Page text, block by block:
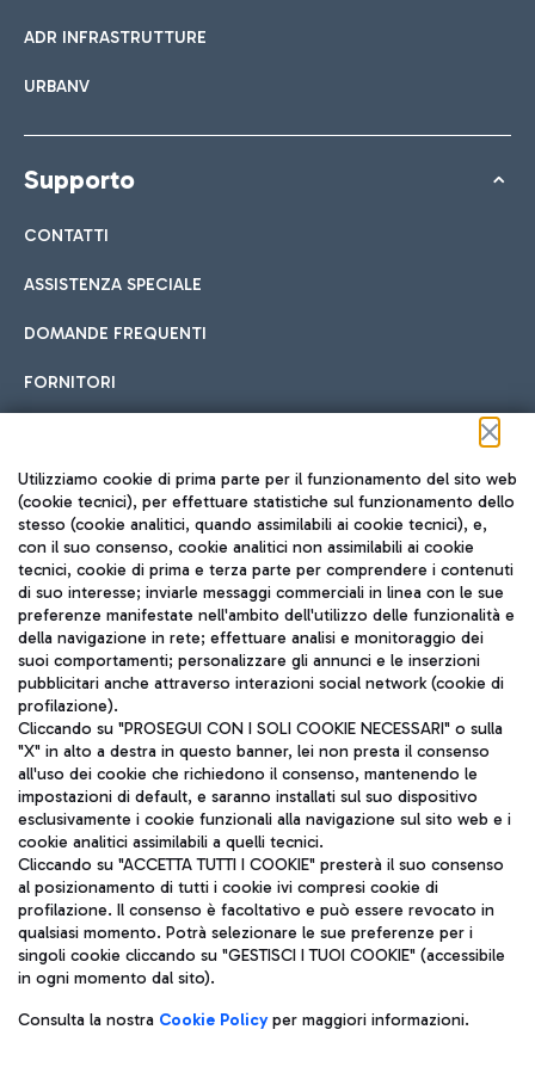
ADR INFRASTRUTTURE
URBANV
Supporto
CONTATTI
ASSISTENZA SPECIALE
DOMANDE FREQUENTI
FORNITORI
Seguici sui social
TRAVEL JOURNAL
ITA
Aeroporti di Roma S.p.A. - Società soggetta a direzione e
coordinamento di Mundys S.p.A.
Codice fiscale e Registro delle Imprese di Roma 13032990155 P.
IVA 06572251004
Capitale sociale 62.224.743,00 int. vers.
Sede legale: Via Pier Paolo Racchetti 1 - 00054 Fiumicino (RM)
telefono +39 06 65951
Privacy policy
Note legali
Utilizziamo cookie di prima parte per il funzionamento del sito web
(cookie tecnici), per effettuare statistiche sul funzionamento dello
stesso (cookie analitici, quando assimilabili ai cookie tecnici), e,
con il suo consenso, cookie analitici non assimilabili ai cookie
tecnici, cookie di prima e terza parte per comprendere i contenuti
di suo interesse; inviarle messaggi commerciali in linea con le sue
preferenze manifestate nell'ambito dell'utilizzo delle funzionalità e
della navigazione in rete; effettuare analisi e monitoraggio dei
suoi comportamenti; personalizzare gli annunci e le inserzioni
pubblicitari anche attraverso interazioni social network (cookie di
profilazione).
Cliccando su "PROSEGUI CON I SOLI COOKIE NECESSARI" o sulla
"X" in alto a destra in questo banner, lei non presta il consenso
all'uso dei cookie che richiedono il consenso, mantenendo le
impostazioni di default, e saranno installati sul suo dispositivo
esclusivamente i cookie funzionali alla navigazione sul sito web e i
cookie analitici assimilabili a quelli tecnici.
Cliccando su "ACCETTA TUTTI I COOKIE" presterà il suo consenso
al posizionamento di tutti i cookie ivi compresi cookie di
profilazione. Il consenso è facoltativo e può essere revocato in
qualsiasi momento. Potrà selezionare le sue preferenze per i
singoli cookie cliccando su "GESTISCI I TUOI COOKIE" (accessibile
in ogni momento dal sito).
Consulta la nostra Cookie Policyper maggiori informazioni.